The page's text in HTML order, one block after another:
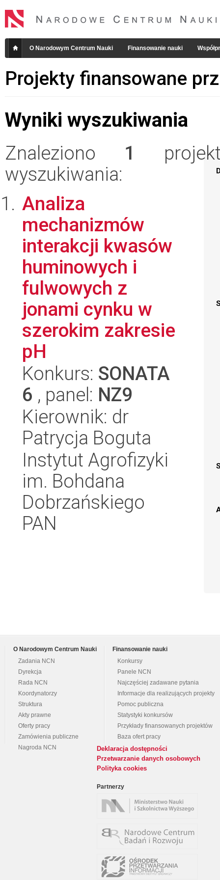
O Narodowym Centrum Nauki Finansowanie nauki
Projekty finansowane
Wyniki wyszukiwania
Znaleziono 1
wyszukiwania:
Analiza
mechanizmów
interakcji kwasów
huminowych i
fulwowych z
jonami cynku w
szerokim zakresie
pH
Konkurs: SONATA
6 , panel: NZ9
Kierownik: dr
Patrycja Boguta
Instytut Agrofizyki
im. Bohdana
Dobrzańskiego
PAN
O Narodowym Centrum Nauki
Zadania NCN
Dyrekcja
Rada NCN
Koordynatorzy
Struktura
Akty prawne
Oferty pracy
Zamówienia publiczne
Nagroda NCN
Finansowanie nauki
Konkursy
Panele NCN
Najczęściej zadawane pytania
Informacje dla realizujących projekty
Pomoc publiczna
Statystyki konkursów
Przykłady finansowanych projektów
Baza ofert pracy
Deklaracja dostępności
Przetwarzanie danych osobowych
Polityka cookies
Partnerzy